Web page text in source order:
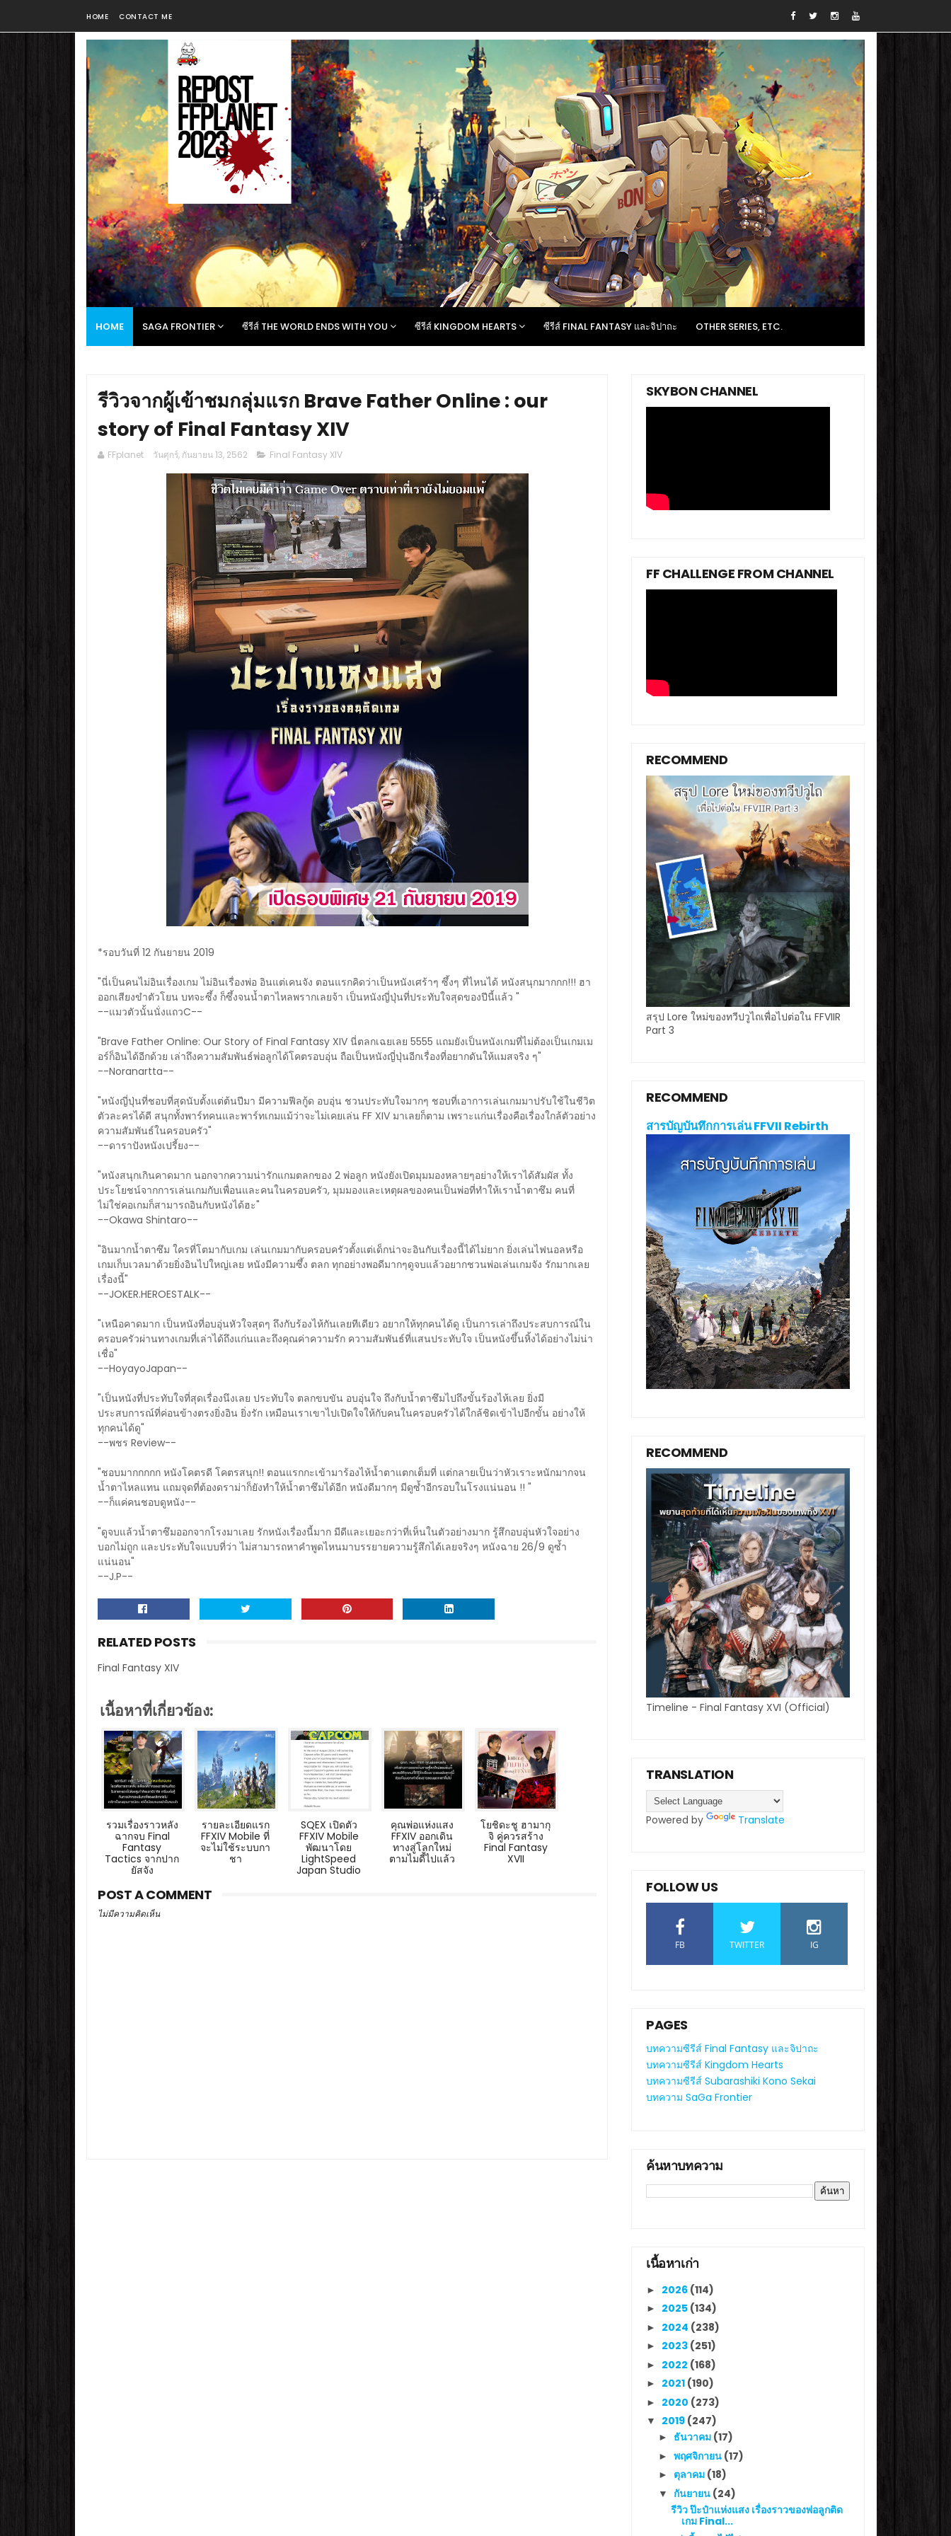
HOME CONTACT ME
HOME SAGA FRONTIER ซีรีส์ THE WORLD ENDS WITH YOU ซีรีส์ KINGDOM HEARTS ซีรีส์ FINAL FANTASY และจิปาถะ OTHER SERIES, ETC.
รีวิวจากผู้เข้าชมกลุ่มแรก Brave Father Online : our
story of Final Fantasy XIV
FFplanet วันศุกร์, กันยายน 13, 2562 Final Fantasy XIV
*รอบวันที่ 12 กันยายน 2019
"นี่เป็นคนไม่อินเรื่องเกม ไม่อินเรื่องพ่อ อินแต่เคนจัง ตอนแรกคิดว่าเป็นหนังเศร้าๆ ซึ้งๆ ที่ไหนได้ หนังสนุกมากกก!!! ฮา
ออกเสียงขำตัวโยน บทจะซึ้ง ก็ซึ้งจนน้ำตาไหลพรากเลยจ้า เป็นหนังญี่ปุ่นที่ประทับใจสุดของปีนี้แล้ว "
--แมวตัวนั้นนั่งแถวC--
"Brave Father Online: Our Story of Final Fantasy XIV นี่ตลกเฉยเลย 5555 แถมยังเป็นหนังเกมที่ไม่ต้องเป็นเกมเม
อร์ก็อินได้อีกด้วย เล่าถึงความสัมพันธ์พ่อลูกได้โคตรอบอุ่น ถือเป็นหนังญี่ปุ่นอีกเรื่องที่อยากดันให้แมสจริง ๆ"
--Noranartta--
"หนังญี่ปุ่นที่ชอบที่สุดนับตั้งแต่ต้นปีมา มีความฟีลกู้ด อบอุ่น ชวนประทับใจมากๆ ชอบที่เอาการเล่นเกมมาปรับใช้ในชีวิต
ตัวละครได้ดี สนุกทั้งพาร์ทคนและพาร์ทเกมแม้ว่าจะไม่เคยเล่น FF XIV มาเลยก็ตาม เพราะแก่นเรื่องคือเรื่องใกล้ตัวอย่าง
ความสัมพันธ์ในครอบครัว"
--ดาราปังหนังเปรี้ยง--
"หนังสนุกเกินคาดมาก นอกจากความน่ารักแกมตลกของ 2 พ่อลูก หนังยังเปิดมุมมองหลายๆอย่างให้เราได้สัมผัส ทั้ง
ประโยชน์จากการเล่นเกมกับเพื่อนและคนในครอบครัว, มุมมองและเหตุผลของคนเป็นพ่อที่ทำให้เราน้ำตาซึม คนที่
ไม่ใช่คอเกมก็สามารถอินกับหนังได้ฮะ"
--Okawa Shintaro--
"อินมากน้ำตาซึม ใครที่โตมากับเกม เล่นเกมมากับครอบครัวตั้งแต่เด็กน่าจะอินกับเรื่องนี้ได้ไม่ยาก ยิ่งเล่นไฟนอลหรือ
เกมเก็บเวลมาด้วยยิ่งอินไปใหญ่เลย หนังมีความซึ้ง ตลก ทุกอย่างพอดีมากๆดูจบแล้วอยากชวนพ่อเล่นเกมจัง รักมากเลย
เรื่องนี้"
--JOKER.HEROESTALK--
"เหนือคาดมาก เป็นหนังที่อบอุ่นหัวใจสุดๆ ถึงกับร้องไห้กันเลยทีเดียว อยากให้ทุกคนได้ดู เป็นการเล่าถึงประสบการณ์ใน
ครอบครัวผ่านทางเกมที่เล่าได้ถึงแก่นและถึงคุณค่าความรัก ความสัมพันธ์ที่แสนประทับใจ เป็นหนังขึ้นหิ้งได้อย่างไม่น่า
เชื่อ"
--HoyayoJapan--
"เป็นหนังที่ประทับใจที่สุดเรื่องนึงเลย ประทับใจ ตลกขบขัน อบอุ่นใจ ถึงกับน้ำตาซึมไปถึงขั้นร้องไห้เลย ยิ่งมี
ประสบการณ์ที่ค่อนข้างตรงยิ่งอิน ยิ่งรัก เหมือนเราเขาไปเปิดใจให้กับคนในครอบครัวได้ใกล้ชิดเข้าไปอีกขั้น อย่างให้
ทุกคนได้ดู"
--พชร Review--
"ชอบมากกกกก หนังโคตรดี โคตรสนุก!! ตอนแรกกะเข้ามาร้องไห้น้ำตาแตกเต็มที่ แต่กลายเป็นว่าหัวเราะหนักมากจน
น้ำตาไหลแทน แถมจุดที่ต้องดราม่าก็ยังทำให้น้ำตาซึมได้อีก หนังดีมากๆ มีดูซ้ำอีกรอบในโรงแน่นอน !! "
--ก็แค่คนชอบดูหนัง--
"ดูจบแล้วน้ำตาซึมออกจากโรงมาเลย รักหนังเรื่องนี้มาก มีดีและเยอะกว่าที่เห็นในตัวอย่างมาก รู้สึกอบอุ่นหัวใจอย่าง
บอกไม่ถูก และประทับใจแบบที่ว่า ไม่สามารถหาคำพูดไหนมาบรรยายความรู้สึกได้เลยจริงๆ หนังฉาย 26/9 ดูซ้ำ
แน่นอน"
--J.P--
RELATED POSTS
Final Fantasy XIV
เนื้อหาที่เกี่ยวข้อง:
รวมเรื่องราวหลัง
ฉากจบ Final
Fantasy
Tactics จากปาก
ยัสจัง
รายละเอียดแรก
FFXIV Mobile ที่
จะไม่ใช้ระบบกา
ชา
SQEX เปิดตัว
FFXIV Mobile
พัฒนาโดย
LightSpeed
Japan Studio
คุณพ่อแห่งแสง
FFXIV ออกเดิน
ทางสู่โลกใหม่
ตามไมดี้ไปแล้ว
โยชิดะชู ฮามากุ
จิ คู่ควรสร้าง
Final Fantasy
XVII
POST A COMMENT
ไม่มีความคิดเห็น
SKYBON CHANNEL
FF CHALLENGE FROM CHANNEL
RECOMMEND
สรุป Lore ใหม่ของทวีปวูไถเพื่อไปต่อใน FFVIIR
Part 3
RECOMMEND
สารบัญบันทึกการเล่น FFVII Rebirth
RECOMMEND
Timeline - Final Fantasy XVI (Official)
TRANSLATION
Powered by Translate
FOLLOW US
FB TWITTER IG
PAGES
บทความซีรีส์ Final Fantasy และจิปาถะ
บทความซีรีส์ Kingdom Hearts
บทความซีรีส์ Subarashiki Kono Sekai
บทความ SaGa Frontier
ค้นหาบทความ
เนื้อหาเก่า
► 2026 (114)
► 2025 (134)
► 2024 (238)
► 2023 (251)
► 2022 (168)
► 2021 (190)
► 2020 (273)
▼ 2019 (247)
► ธันวาคม (17)
► พฤศจิกายน (17)
► ตุลาคม (18)
▼ กันยายน (24)
รีวิว ป๊ะป๋าแห่งแสง เรื่องราวของพ่อลูกติด
เกม Final...